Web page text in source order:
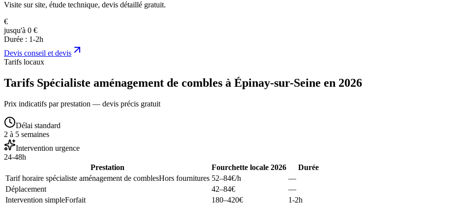
Visite sur site, étude technique, devis détaillé gratuit.
€
jusqu'à 0 €
Durée : 1-2h
Devis conseil et devis
Tarifs locaux
Tarifs Spécialiste aménagement de combles à Épinay-sur-Seine en 2026
Prix indicatifs par prestation — devis précis gratuit
Délai standard
2 à 5 semaines
Intervention urgence
24-48h
Prestation
Fourchette locale 2026
Durée
Tarif horaire spécialiste aménagement de comblesHors fournitures 52–84€/h
—
Déplacement
42–84€
—
Intervention simpleForfait 180–420€
1-2h